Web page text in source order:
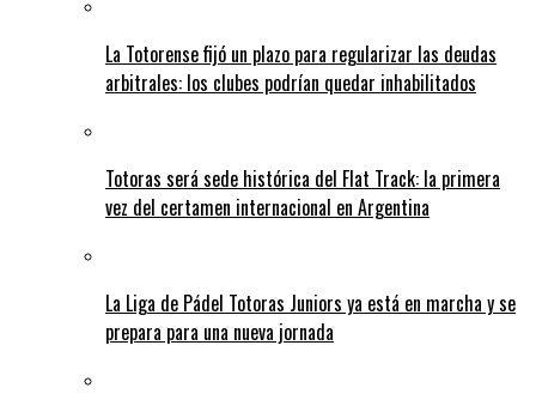
La Totorense fijó un plazo para regularizar las deudas
arbitrales: los clubes podrían quedar inhabilitados
Totoras será sede histórica del Flat Track: la primera
vez del certamen internacional en Argentina
La Liga de Pádel Totoras Juniors ya está en marcha y se
prepara para una nueva jornada